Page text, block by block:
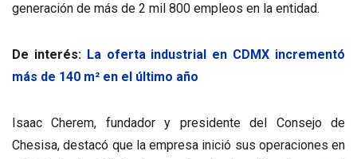
generación de más de 2 mil 800 empleos en la entidad.
De interés: La oferta industrial en CDMX incrementó
más de 140 m² en el último año
Isaac Cherem, fundador y presidente del Consejo de
Chesisa, destacó que la empresa inició sus operaciones en